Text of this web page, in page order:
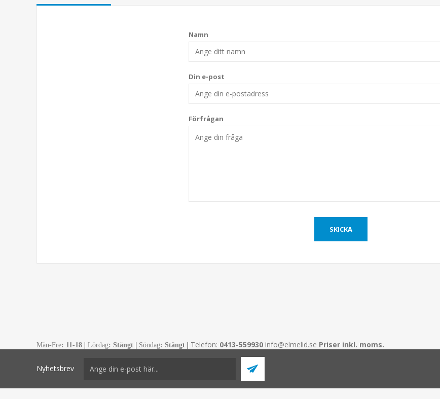
Namn
Din e-post
Förfrågan
Mån-Fre: 11-18 Lördag: Stängt Söndag: Stängt Telefon: 0413-559930 info@elmelid.se Priser inkl. moms.
Nyhetsbrev